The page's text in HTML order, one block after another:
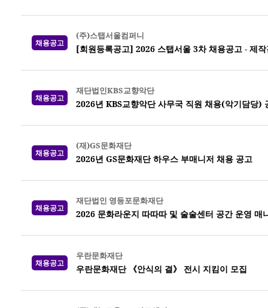
채용공고
(주)스탭서울컴퍼니
[회원등록공고] 2026 스탭서울 3차 채용공고 - 제
채용공고
재단법인KBS교향악단
2026년 KBS교향악단 사무국 직원 채용(악기담당)
채용공고
(재)GS문화재단
2026년 GS문화재단 하우스 부매니저 채용 공고
채용공고
재단법인 영등포문화재단
2026 문화라운지 따따따 및 술술센터 공간 운영 매
채용공고
우란문화재단
우란문화재단 《안식의 결》 전시 지킴이 모집